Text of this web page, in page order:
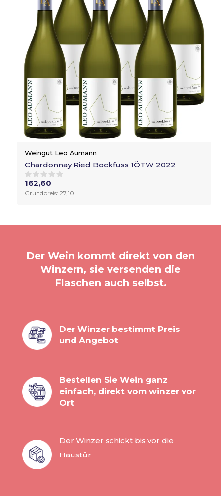
Weingut Leo Aumann
Chardonnay Ried Bockfuss 1ÖTW 2022
162,60
Grundpreis: 27,10
Der Wein kommt direkt von den
Winzern, sie versenden die
Flaschen auch selbst.
Der Winzer bestimmt Preis
und Angebot
Bestellen Sie Wein ganz
einfach, direkt vom winzer vor
Ort
Der Winzer schickt bis vor die
Haustür